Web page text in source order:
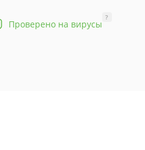
Проверено на вирусы
?